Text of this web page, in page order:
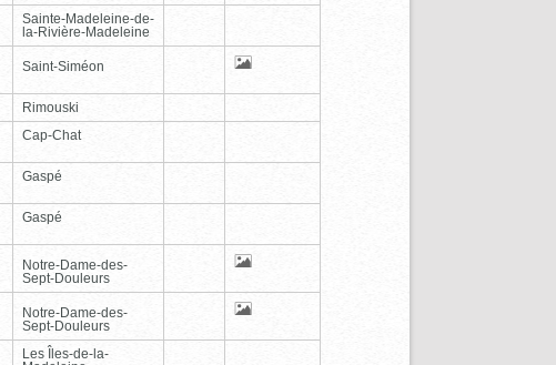
Sainte-Madeleine-de-
la-Rivière-Madeleine
Saint-Siméon
Rimouski
Cap-Chat
Gaspé
Gaspé
Notre-Dame-des-
Sept-Douleurs
Notre-Dame-des-
Sept-Douleurs
Les Îles-de-la-